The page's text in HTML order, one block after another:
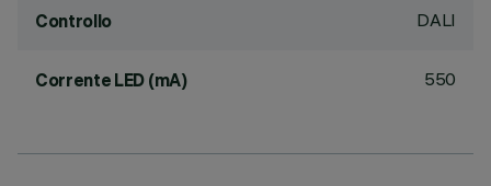
Controllo DALI
Corrente LED (mA) 550